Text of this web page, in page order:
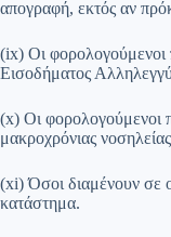
απογραφή, εκτός αν
(ix) Οι φορολογούμενοι
Εισοδήματος
(x) Oι φορολογούμενοι
μακροχρόνιας
(xi) Όσοι διαμένουν σε
κατάστημα.